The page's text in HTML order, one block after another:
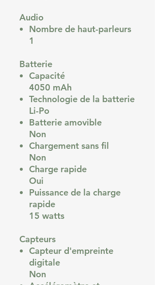
Audio
Nombre de haut-parleurs
1
Batterie
Capacité
4050 mAh
Technologie de la batterie
Li-Po
Batterie amovible
Non
Chargement sans fil
Non
Charge rapide
Oui
Puissance de la charge
rapide
15 watts
Capteurs
Capteur d'empreinte
digitale
Non